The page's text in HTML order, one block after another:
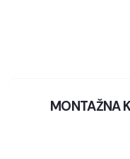
MONTAŽNA